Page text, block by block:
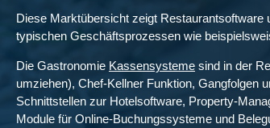
Diese Marktübersicht zeigt Restaurantsoftware
typischen Geschäftsprozessen wie
Die Gastronomie Kassensysteme sind in der
umziehen), Chef-Kellner Funktion, Gangfolgen
Schnittstellen zur Hotelsoftware, Property-
Module für Online-Buchungssysteme und